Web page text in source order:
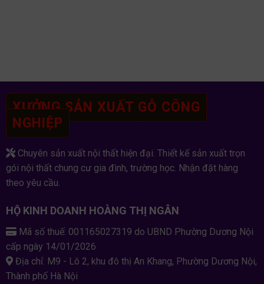
XƯỞNG SẢN XUẤT GỖ CÔNG
NGHIỆP
Chuyên sản xuất nội thất hiện đại. Thiết kế sản xuất trọn
gói nội thất chung cư gia đình, trường học. Nhận đặt hàng
theo yêu cầu.
HỘ KINH DOANH HOÀNG THỊ NGÂN
Mã số thuế: 001165027319 do UBND Phường Dương Nội
cấp ngày 14/01/2026
Địa chỉ: M9 - Lô 2, khu đô thị An Khang, Phường Dương Nội,
Thành phố Hà Nội